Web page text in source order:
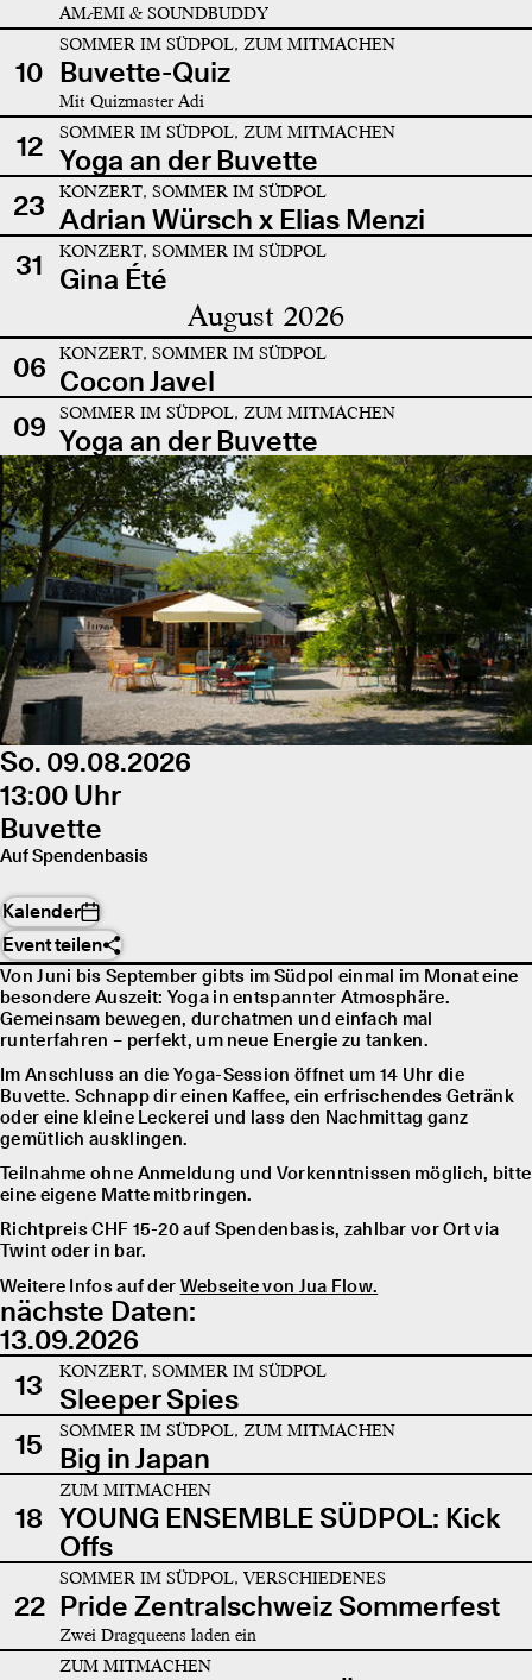
AMÆMI & SOUNDBUDDY
10
SOMMER IM SÜDPOL, ZUM MITMACHEN
Buvette-Quiz
Mit Quizmaster Adi
12 SOMMER IM SÜDPOL, ZUM MITMACHEN
Yoga an der Buvette
23
KONZERT, SOMMER IM SÜDPOL
Adrian Würsch x Elias Menzi
31
KONZERT, SOMMER IM SÜDPOL
Gina Été
August 2026
06 KONZERT, SOMMER IM SÜDPOL
Cocon Javel
09
SOMMER IM SÜDPOL, ZUM MITMACHEN
Yoga an der Buvette
So. 09.08.2026
13:00 Uhr
Buvette
Auf Spendenbasis
Kalender
Event teilen
Von Juni bis September gibts im Südpol einmal im Monat eine
besondere Auszeit: Yoga in entspannter Atmosphäre.
Gemeinsam bewegen, durchatmen und einfach mal
runterfahren – perfekt, um neue Energie zu tanken.
Im Anschluss an die Yoga-Session öffnet um 14 Uhr die
Buvette. Schnapp dir einen Kaffee, ein erfrischendes Getränk
oder eine kleine Leckerei und lass den Nachmittag ganz
gemütlich ausklingen.
Teilnahme ohne Anmeldung und Vorkenntnissen möglich, bitte
eine eigene Matte mitbringen.
Richtpreis CHF 15-20 auf Spendenbasis, zahlbar vor Ort via
Twint oder in bar.
Weitere Infos auf der Webseite von Jua Flow.
nächste Daten:
13.09.2026
13
KONZERT, SOMMER IM SÜDPOL
Sleeper Spies
15
SOMMER IM SÜDPOL, ZUM MITMACHEN
Big in Japan
18
ZUM MITMACHEN
YOUNG ENSEMBLE SÜDPOL: Kick
Offs
22
SOMMER IM SÜDPOL, VERSCHIEDENES
Pride Zentralschweiz Sommerfest
Zwei Dragqueens laden ein
ZUM MITMACHEN